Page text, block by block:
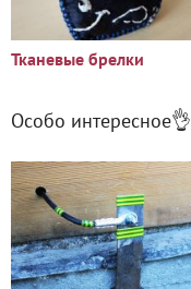
Тканевые брелки
Особо интересное👌